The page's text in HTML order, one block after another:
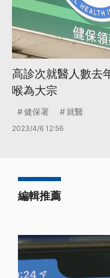
高診次就醫人數去
喉為大宗
健保署 就醫
2023/4/6 12:56
編輯推薦